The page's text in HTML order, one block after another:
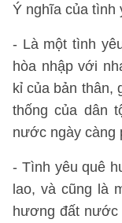
Ý nghĩa của tình
- Là một tình
hòa nhập với
kỉ của bản thân,
thống của dân
nước ngày càng
- Tình yêu quê
lao, và cũng là
hương đất nước